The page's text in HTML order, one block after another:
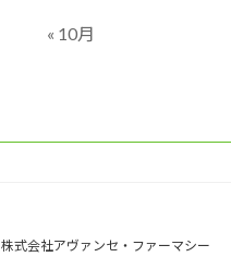
« 10月
株式会社アヴァンセ・ファーマシー